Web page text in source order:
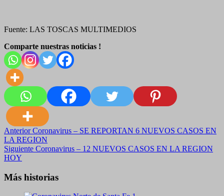
Fuente: LAS TOSCAS MULTIMEDIOS
Comparte nuestras noticias !
Navegación
de
entradas
AnteriorCoronavirus – SE REPORTAN 6 NUEVOS CASOS EN
LA REGION
Siguiente Coronavirus – 12 NUEVOS CASOS EN LA REGION
HOY
Más historias